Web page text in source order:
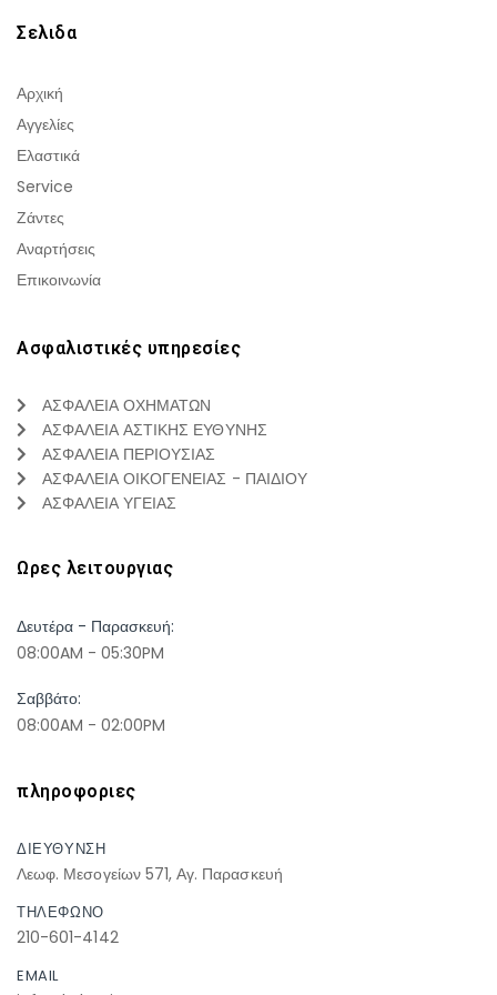
Σελιδα
Αρχική
Αγγελίες
Ελαστικά
Service
Ζάντες
Αναρτήσεις
Επικοινωνία
Ασφαλιστικές υπηρεσίες
ΑΣΦΑΛΕΙΑ ΟΧΗΜΑΤΩΝ
ΑΣΦΑΛΕΙΑ ΑΣΤΙΚΗΣ ΕΥΘΥΝΗΣ
ΑΣΦΑΛΕΙΑ ΠΕΡΙΟΥΣΙΑΣ
ΑΣΦΑΛΕΙΑ ΟΙΚΟΓΕΝΕΙΑΣ - ΠΑΙΔΙΟΥ
ΑΣΦΑΛΕΙΑ ΥΓΕΙΑΣ
Ωρες λειτουργιας
Δευτέρα - Παρασκευή:
08:00AM - 05:30PM
Σαββάτο:
08:00AM - 02:00PM
πληροφοριες
ΔΙΕΥΘΥΝΣΗ
Λεωφ. Μεσογείων 571, Αγ. Παρασκευή
ΤΗΛΕΦΩΝΟ
210-601-4142
EMAIL